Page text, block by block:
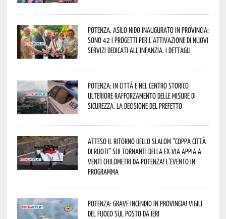
Potenza, asilo nido inaugurato in provincia:
sono 42 i progetti per l’attivazione di nuovi
servizi dedicati all’infanzia. I dettagli
Potenza: in città e nel centro storico
ulteriore rafforzamento delle misure di
sicurezza. La decisione del Prefetto
Atteso il ritorno dello slalom “Coppa Città
di Ruoti” sui tornanti della ex via Appia a
venti chilometri da Potenza! L’evento in
programma
Potenza: grave incendio in Provincia! Vigili
del fuoco sul posto da ieri